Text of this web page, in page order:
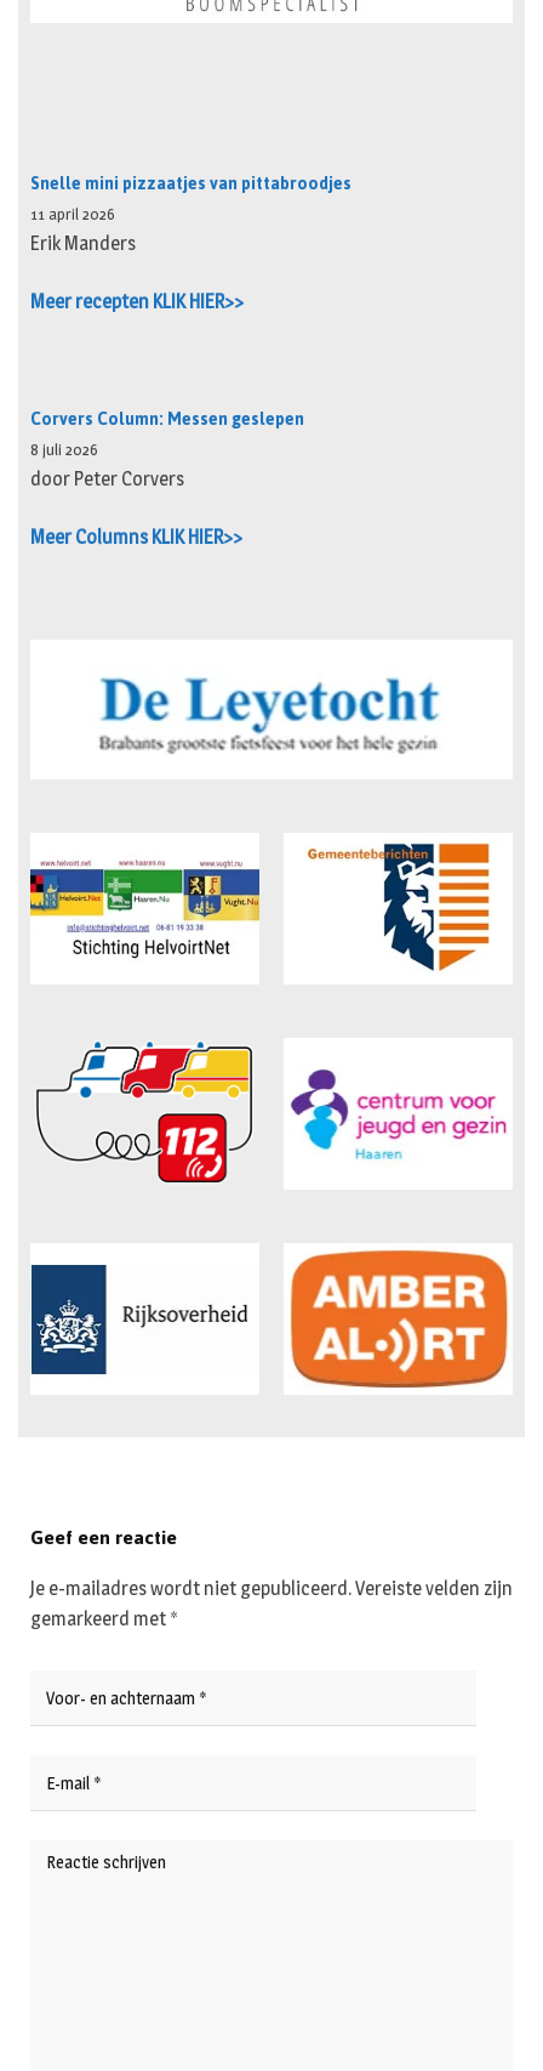
Snelle mini pizzaatjes van pittabroodjes
11 april 2026
Erik Manders
Meer recepten KLIK HIER>>
Corvers Column: Messen geslepen
8 juli 2026
door Peter Corvers
Meer Columns KLIK HIER>>
Geef een reactie
Je e-mailadres wordt niet gepubliceerd.Vereiste velden zijn
gemarkeerd met *